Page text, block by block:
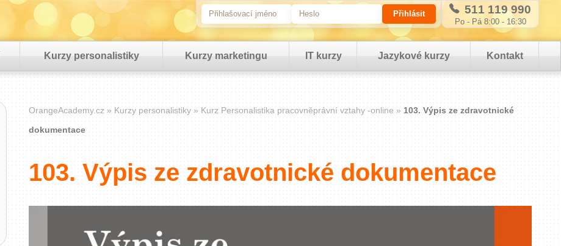
511 119 990
Po - Pá 8:00 - 16:30
Kurzy personalistiky Kurzy marketingu IT kurzy Jazykové kurzy Kontakt
OrangeAcademy.cz Kurzy personalistiky Kurz Personalistika pracovněprávní vztahy -online
103. Výpis ze zdravotnické
dokumentace
103. Výpis ze zdravotnické dokumentace